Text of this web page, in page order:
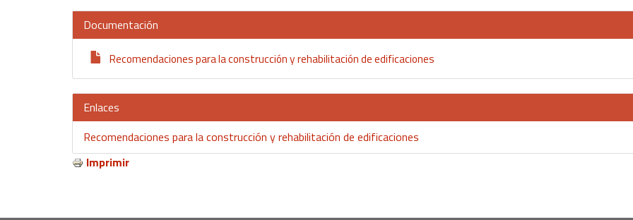
Documentación
Recomendaciones para la construcción y rehabilitación de edificaciones
Enlaces
Recomendaciones para la construcción y rehabilitación de edificaciones
Imprimir